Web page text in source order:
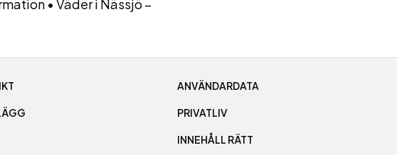
• Väder i Nässjö –
ANVÄNDARDATA
PRIVATLIV
INNEHÅLL RÄTT